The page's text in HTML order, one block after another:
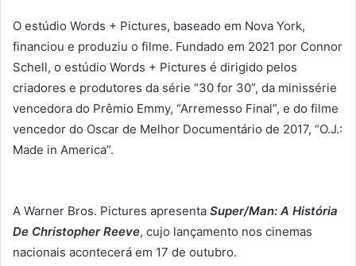
O estúdio Words + Pictures, baseado em Nova York,
financiou e produziu o filme. Fundado em 2021 por Connor
Schell, o estúdio Words + Pictures é dirigido pelos
criadores e produtores da série “30 for 30”, da minissérie
vencedora do Prêmio Emmy, “Arremesso Final”, e do filme
vencedor do Oscar de Melhor Documentário de 2017, “O.J.:
Made in America”.
A Warner Bros. Pictures apresenta Super/Man: A História
De Christopher Reeve, cujo lançamento nos cinemas
nacionais acontecerá em 17 de outubro.